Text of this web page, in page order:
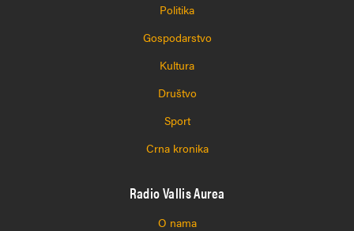
Politika
Gospodarstvo
Kultura
Društvo
Sport
Crna kronika
Radio Vallis Aurea
O nama